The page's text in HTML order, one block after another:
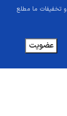
تخفیفات ما مطلع